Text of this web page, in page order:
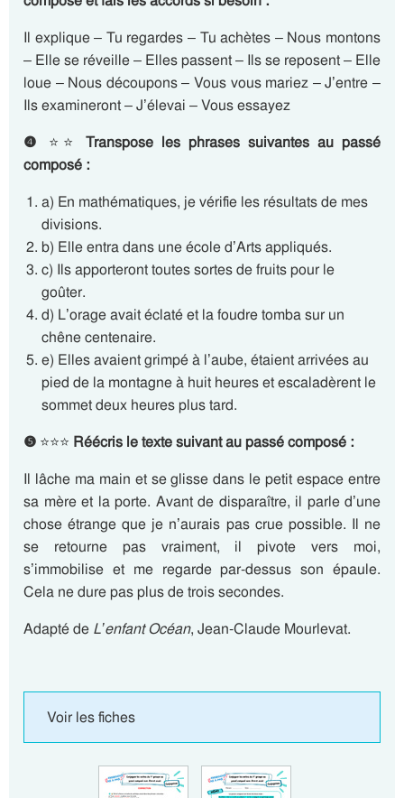
Il explique – Tu regardes – Tu achètes – Nous montons
– Elle se réveille – Elles passent – Ils se reposent – Elle
loue – Nous découpons – Vous vous mariez – J’entre –
Ils examineront – J’élevai – Vous essayez
❹
⭐⭐ Transpose les phrases suivantes au passé
composé :
a) En mathématiques, je vérifie les résultats de mes
divisions.
b) Elle entra dans une école d’Arts appliqués.
c) Ils apporteront toutes sortes de fruits pour le
goûter.
d) L’orage avait éclaté et la foudre tomba sur un
chêne centenaire.
e) Elles avaient grimpé à l’aube, étaient arrivées au
pied de la montagne à huit heures et escaladèrent le
sommet deux heures plus tard.
❺ ⭐⭐⭐ Réécris le texte suivant au passé composé :
Il lâche ma main et se glisse dans le petit espace entre
sa mère et la porte. Avant de disparaître, il parle d’une
chose étrange que je n’aurais pas crue possible. Il ne
se retourne pas vraiment, il pivote vers moi,
s’immobilise et me regarde par-dessus son épaule.
Cela ne dure pas plus de trois secondes.
Adapté de L’enfant Océan, Jean-Claude Mourlevat.
Voir les fiches